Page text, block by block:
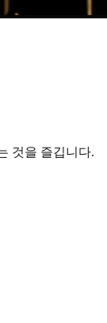
것을 즐깁니다.